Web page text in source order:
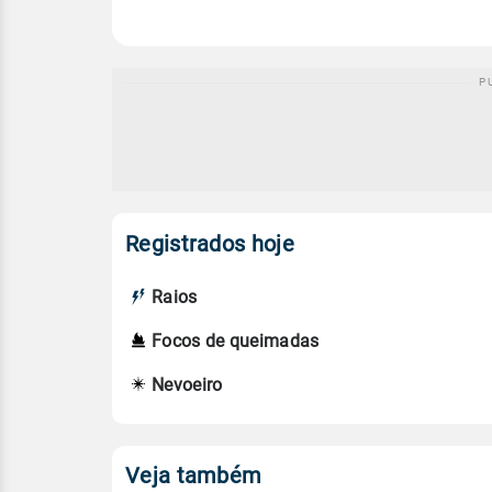
Registrados hoje
Raios
Focos de queimadas
Nevoeiro
Veja também